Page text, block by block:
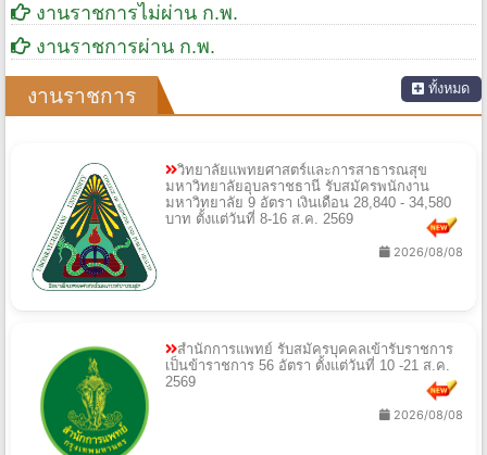
งานราชการไม่ผ่าน ก.พ.
งานราชการผ่าน ก.พ.
งานราชการ ทั้งหมด
วิทยาลัยแพทยศาสตร์และการสาธารณสุข
มหาวิทยาลัยอุบลราชธานี รับสมัครพนักงาน
มหาวิทยาลัย 9 อัตรา เงินเดือน 28,840 - 34,580
บาท ตั้งแต่วันที่ 8-16 ส.ค. 2569
2026/08/08
สำนักการแพทย์ รับสมัครบุคคลเข้ารับราชการ
เป็นข้าราชการ 56 อัตรา ตั้งแต่วันที่ 10 -21 ส.ค.
2569
2026/08/08